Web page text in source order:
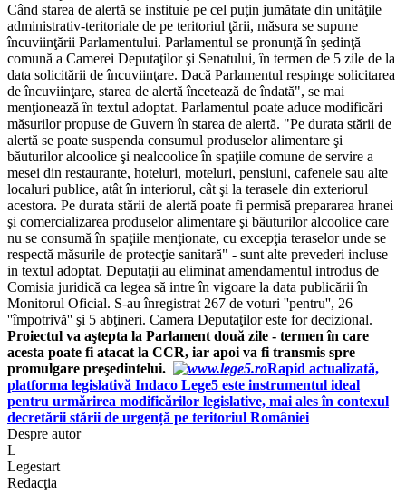
Când starea de alertă se instituie pe cel puţin jumătate din unităţile
administrativ-teritoriale de pe teritoriul ţării, măsura se supune
încuviinţării Parlamentului. Parlamentul se pronunţă în şedinţă
comună a Camerei Deputaţilor şi Senatului, în termen de 5 zile de la
data solicitării de încuviinţare. Dacă Parlamentul respinge solicitarea
de încuviinţare, starea de alertă încetează de îndată", se mai
menţionează în textul adoptat. Parlamentul poate aduce modificări
măsurilor propuse de Guvern în starea de alertă. "Pe durata stării de
alertă se poate suspenda consumul produselor alimentare şi
băuturilor alcoolice şi nealcoolice în spaţiile comune de servire a
mesei din restaurante, hoteluri, moteluri, pensiuni, cafenele sau alte
localuri publice, atât în interiorul, cât şi la terasele din exteriorul
acestora. Pe durata stării de alertă poate fi permisă prepararea hranei
şi comercializarea produselor alimentare şi băuturilor alcoolice care
nu se consumă în spaţiile menţionate, cu excepţia teraselor unde se
respectă măsurile de protecţie sanitară" - sunt alte prevederi incluse
in textul adoptat. Deputaţii au eliminat amendamentul introdus de
Comisia juridică ca legea să intre în vigoare la data publicării în
Monitorul Oficial. S-au înregistrat 267 de voturi ''pentru'', 26
''împotrivă'' şi 5 abţineri. Camera Deputaţilor este for decizional.
Proiectul va aştepta la Parlament două zile - termen în care
acesta poate fi atacat la CCR, iar apoi va fi transmis spre
promulgare preşedintelui.
Rapid actualizată,
platforma legislativă Indaco Lege5 este instrumentul ideal
pentru urmărirea modificărilor legislative, mai ales în contexul
decretării stării de urgență pe teritoriul României
Despre autor
L
Legestart
Redacţia